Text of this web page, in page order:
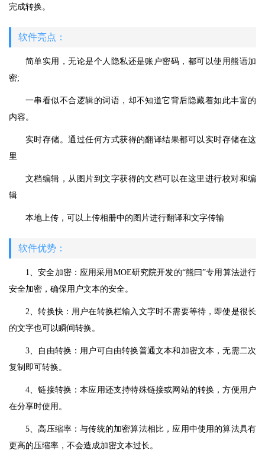
完成转换。
软件亮点：
简单实用，无论是个人隐私还是账户密码，都可以使用熊语加
密;
一串看似不合逻辑的词语，却不知道它背后隐藏着如此丰富的
内容。
实时存储。通过任何方式获得的翻译结果都可以实时存储在这
里
文档编辑，从图片到文字获得的文档可以在这里进行校对和编
辑
本地上传，可以上传相册中的图片进行翻译和文字传输
软件优势：
1、安全加密：应用采用MOE研究院开发的“熊曰”专用算法进行
安全加密，确保用户文本的安全。
2、转换快：用户在转换栏输入文字时不需要等待，即使是很长
的文字也可以瞬间转换。
3、自由转换：用户可自由转换普通文本和加密文本，无需二次
复制即可转换。
4、链接转换：本应用还支持特殊链接或网站的转换，方便用户
在分享时使用。
5、高压缩率：与传统的加密算法相比，应用中使用的算法具有
更高的压缩率，不会造成加密文本过长。